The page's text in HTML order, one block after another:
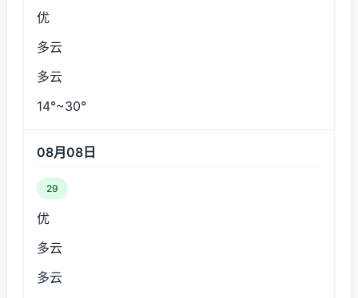
优
多云
多云
14°~30°
08月08日
29
优
多云
多云